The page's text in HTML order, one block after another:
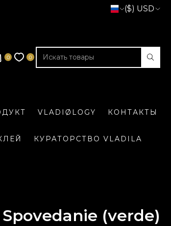
($) USD
VLADIØLOGY КОНТАКТЫ
КУРАТОРСТВО VLADILA
(verde)